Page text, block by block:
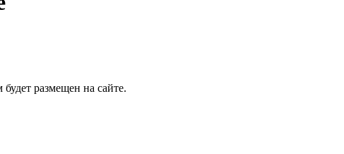
размещен на сайте.